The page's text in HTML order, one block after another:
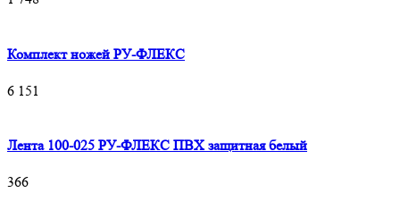
Комплект ножей РУ-ФЛЕКС
6 151
Лента 100-025 РУ-ФЛЕКС ПВХ защитная белый
366